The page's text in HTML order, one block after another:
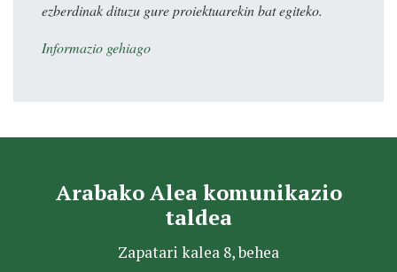
ezberdinak dituzu gure proiektuarekin bat egiteko.
Informazio gehiago
Arabako Alea komunikazio
taldea
Zapatari kalea 8, behea